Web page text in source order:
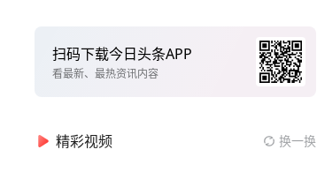
扫码下载今日头条APP
看最新、最热资讯内容
精彩视频 换一换